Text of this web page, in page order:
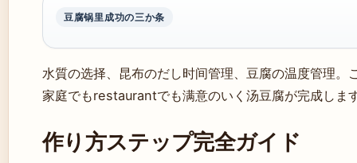
豆腐锅里成功の三か条
水質の选择、昆布のだし时间管理、豆腐の温度管理。
家庭でもrestaurantでも满意のいく汤豆腐が完成しま
作り方ステップ完全ガイド